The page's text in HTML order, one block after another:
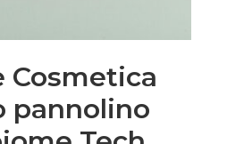
Cosmetica
pannolino